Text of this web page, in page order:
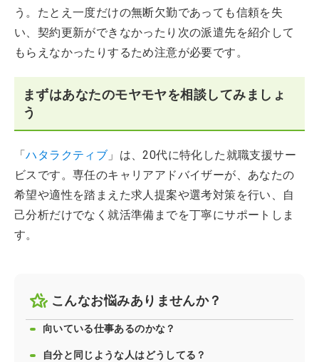
う。たとえ一度だけの無断欠勤であっても信頼を失
い、契約更新ができなかったり次の派遣先を紹介して
もらえなかったりするため注意が必要です。
まずはあなたのモヤモヤを相談してみましょ
う
「ハタラクティブ 」は、20代に特化した就職支援サー
ビスです。専任のキャリアアドバイザーが、あなたの
希望や適性を踏まえた求人提案や選考対策を行い、自
己分析だけでなく就活準備までを丁寧にサポートしま
す。
こんなお悩みありませんか？
向いている仕事あるのかな？
自分と同じような人はどうしてる？